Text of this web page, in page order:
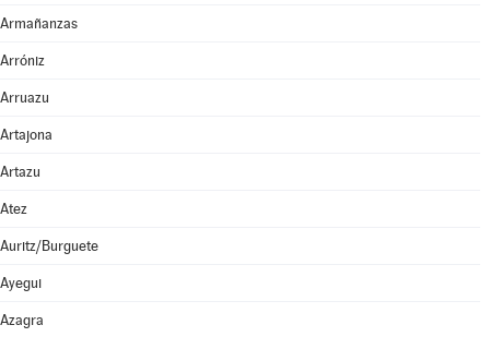
Armañanzas
Arróniz
Arruazu
Artajona
Artazu
Atez
Auritz/Burguete
Ayegui
Azagra